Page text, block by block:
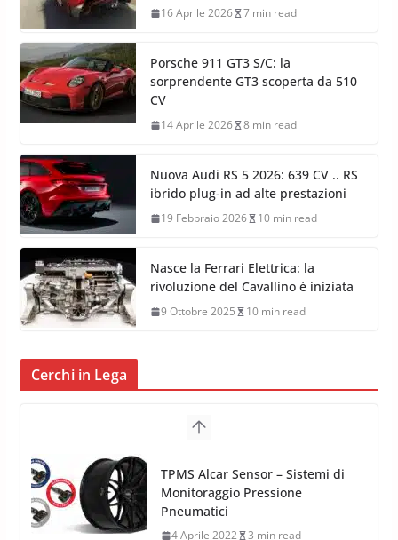
16 Aprile 2026 7 min read
Porsche 911 GT3 S/C: la
sorprendente GT3 scoperta da 510
CV
14 Aprile 2026 8 min read
Nuova Audi RS 5 2026: 639 CV .. RS
ibrido plug-in ad alte prestazioni
19 Febbraio 2026 10 min read
Nasce la Ferrari Elettrica: la
rivoluzione del Cavallino è iniziata
9 Ottobre 2025 10 min read
Cerchi in Lega
Cerchi in Lega Mercedes: Novità
MAK 2019 – 2020
16 Settembre 2019